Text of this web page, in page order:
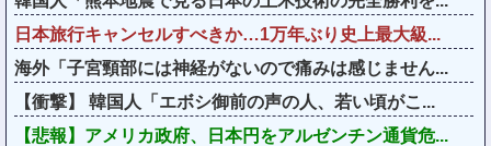
日本旅行キャンセルすべきか…1万年ぶり史上最大級...
海外「子宮頸部には神経がないので痛みは感じません...
【衝撃】 韓国人「エボシ御前の声の人、若い頃がこ...
【悲報】アメリカ政府、日本円をアルゼンチン通貨危...